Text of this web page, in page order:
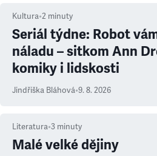
Kultura•2 minuty
Seriál týdne: Robot
náladu – sitkom Ann
komiky i lidskosti
Jindřiška Bláhová•9. 8. 2026
Literatura•3 minuty
Malé velké dějiny